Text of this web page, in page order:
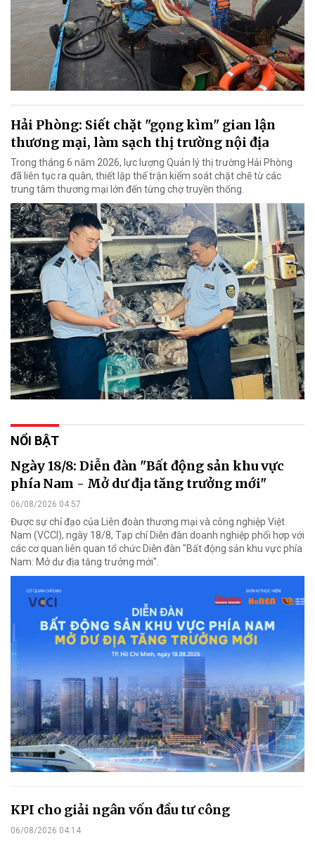
Hải Phòng: Siết chặt "gọng kìm" gian lận
thương mại, làm sạch thị trường nội địa
Trong tháng 6 năm 2026, lực lượng Quản lý thị trường Hải Phòng
đã liên tục ra quân, thiết lập thế trận kiểm soát chặt chẽ từ các
trung tâm thương mại lớn đến từng chợ truyền thống.
NỔI BẬT
Ngày 18/8: Diễn đàn "Bất động sản khu vực
phía Nam - Mở dư địa tăng trưởng mới"
06/08/2026 04:57
Được sự chỉ đạo của Liên đoàn thương mại và công nghiệp Việt
Nam (VCCI), ngày 18/8, Tạp chí Diễn đàn doanh nghiệp phối hợp với
các cơ quan liên quan tổ chức Diễn đàn "Bất động sản khu vực phía
Nam: Mở dư địa tăng trưởng mới".
KPI cho giải ngân vốn đầu tư công
06/08/2026 04:14